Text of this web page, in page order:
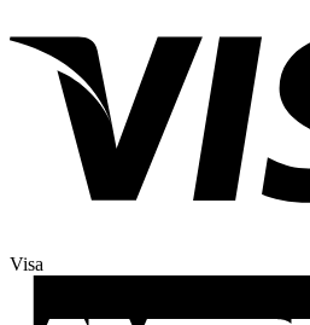
Visa